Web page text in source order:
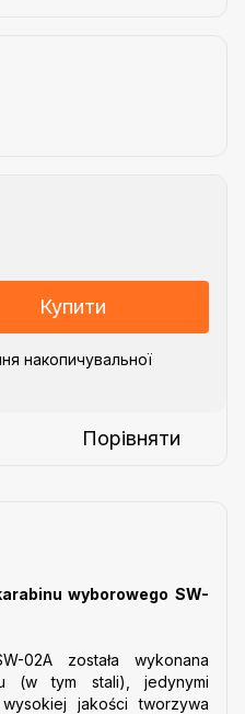
Купити
накопичувальної
Порівняти
wyborowego SW-
02A została wykonana
(w tym stali), jedynymi
jakości tworzywa